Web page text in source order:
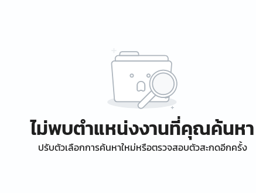
ไม่พบตำแหน่งงานที่คุณค้นหา
ปรับตัวเลือกการค้นหาใหม่หรือตรวจสอบตัวสะกดอีกครั้ง